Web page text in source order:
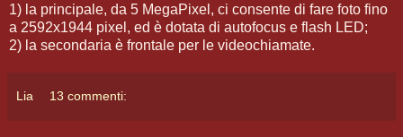
1) la principale, da 5 MegaPixel, ci consente di fare foto fino
a 2592x1944 pixel, ed è dotata di autofocus e flash LED;
2) la secondaria è frontale per le videochiamate.
Lia 13 commenti: